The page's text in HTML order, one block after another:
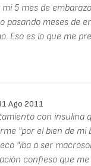
5 mes de
pasando meses de
Eso es lo que me
Ago 2011
con insulina
"por el bien de mi
"iba a ser
confieso que